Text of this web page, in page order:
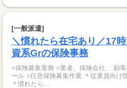
[一般派遣]
＼慣れたら在宅あり／17
資系Grの保険事務
○保険募集業務 ○業者、保険会社、 顧
ール ○任意保険募集作業 ＊従業員向け団体保険の取り扱いがメイン
＊慣れたら...